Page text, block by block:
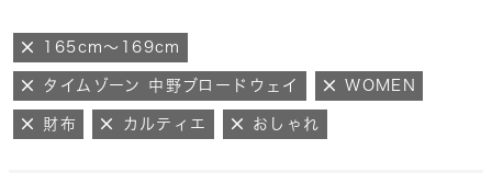
165cm～169cm
タイムゾーン 中野ブロードウェイ WOMEN
財布 カルティエ おしゃれ